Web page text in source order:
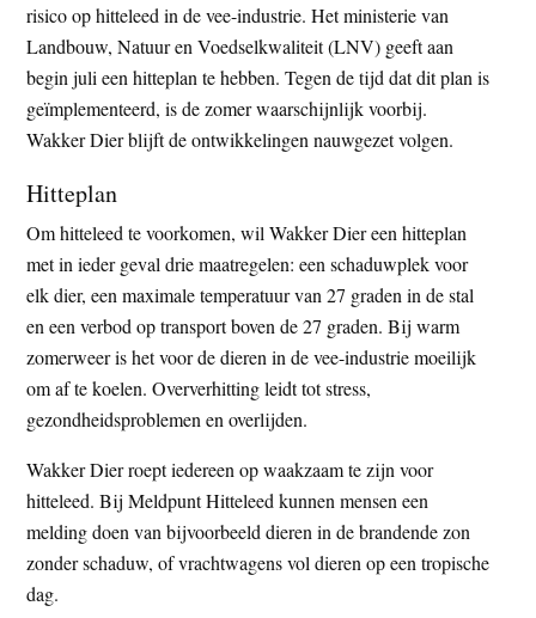
risico op hitteleed in de vee-industrie. Het ministerie van
Landbouw, Natuur en Voedselkwaliteit (LNV) geeft aan
begin juli een hitteplan te hebben. Tegen de tijd dat dit plan is
geïmplementeerd, is de zomer waarschijnlijk voorbij.
Wakker Dier blijft de ontwikkelingen nauwgezet volgen.
Hitteplan
Om hitteleed te voorkomen, wil Wakker Dier een hitteplan
met in ieder geval drie maatregelen: een schaduwplek voor
elk dier, een maximale temperatuur van 27 graden in de stal
en een verbod op transport boven de 27 graden. Bij warm
zomerweer is het voor de dieren in de vee-industrie moeilijk
om af te koelen. Oververhitting leidt tot stress,
gezondheidsproblemen en overlijden.
Wakker Dier roept iedereen op waakzaam te zijn voor
hitteleed. Bij Meldpunt Hitteleed kunnen mensen een
melding doen van bijvoorbeeld dieren in de brandende zon
zonder schaduw, of vrachtwagens vol dieren op een tropische
dag.